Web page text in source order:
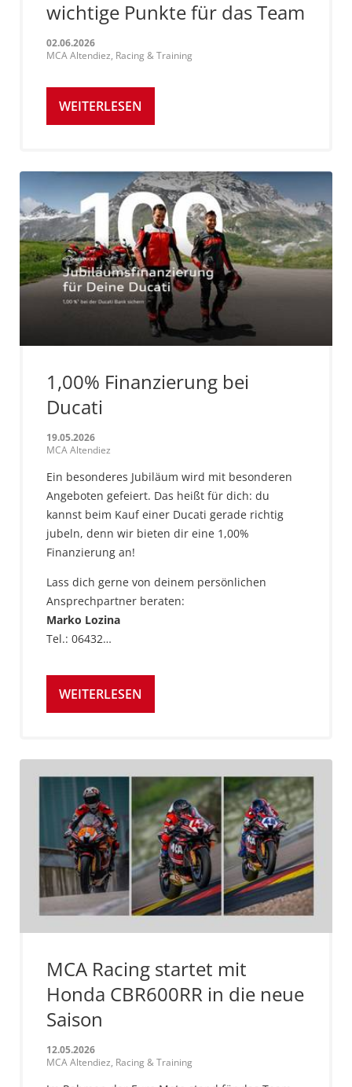
wichtige Punkte für das Team
02.06.2026
MCA Altendiez, Racing & Training
WEITERLESEN
1,00% Finanzierung bei
Ducati
19.05.2026
MCA Altendiez
Ein besonderes Jubiläum wird mit besonderen
Angeboten gefeiert. Das heißt für dich: du
kannst beim Kauf einer Ducati gerade richtig
jubeln, denn wir bieten dir eine 1,00%
Finanzierung an!
Lass dich gerne von deinem persönlichen
Ansprechpartner beraten:
Marko Lozina
Tel.: 06432…
WEITERLESEN
MCA Racing startet mit
Honda CBR600RR in die neue
Saison
12.05.2026
MCA Altendiez, Racing & Training